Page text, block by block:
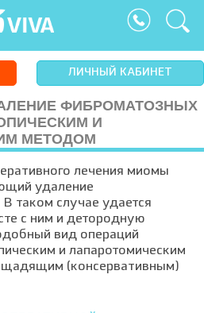
ЛИЧНЫЙ КАБИНЕТ
ФИБРОМАТОЗНЫХ
И
МЕТОДОМ
лечения миомы
удаление
таком случае удается
с ним и детородную
вид операций
и лапаротомическим
щадящим (консервативным)